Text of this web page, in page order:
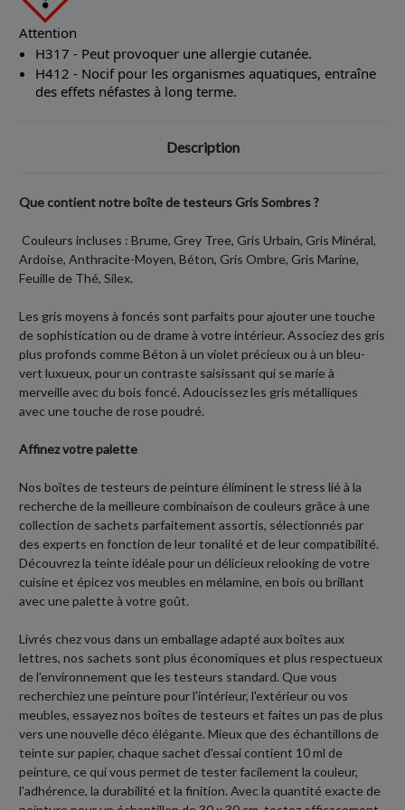
Attention
H317 - Peut provoquer une allergie cutanée.
H412 - Nocif pour les organismes aquatiques, entraîne
des effets néfastes à long terme.
Description
Que contient notre boîte de testeurs Gris Sombres ?
Couleurs incluses : Brume, Grey Tree, Gris Urbain, Gris Minéral,
Ardoise, Anthracite-Moyen, Béton, Gris Ombre, Gris Marine,
Feuille de Thé, Silex.
Les gris moyens à foncés sont parfaits pour ajouter une touche
de sophistication ou de drame à votre intérieur. Associez des gris
plus profonds comme Béton à un violet précieux ou à un bleu-
vert luxueux, pour un contraste saisissant qui se marie à
merveille avec du bois foncé. Adoucissez les gris métalliques
avec une touche de rose poudré.
Affinez votre palette
Nos boîtes de testeurs de peinture éliminent le stress lié à la
recherche de la meilleure combinaison de couleurs grâce à une
collection de sachets parfaitement assortis, sélectionnés par
des experts en fonction de leur tonalité et de leur compatibilité.
Découvrez la teinte idéale pour un délicieux relooking de votre
cuisine et épicez vos meubles en mélamine, en bois ou brillant
avec une palette à votre goût.
Livrés chez vous dans un emballage adapté aux boîtes aux
lettres, nos sachets sont plus économiques et plus respectueux
de l'environnement que les testeurs standard. Que vous
recherchiez une peinture pour l'intérieur, l'extérieur ou vos
meubles, essayez nos boîtes de testeurs et faites un pas de plus
vers une nouvelle déco élégante. Mieux que des échantillons de
teinte sur papier, chaque sachet d'essai contient 10 ml de
peinture, ce qui vous permet de tester facilement la couleur,
l'adhérence, la durabilité et la finition. Avec la quantité exacte de